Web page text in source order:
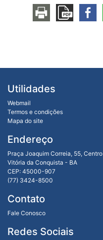
Utilidades
Webmail
Termos e condições
Mapa do site
Endereço
Praça Joaquim Correia, 55, Centro
Vitória da Conquista - BA
CEP: 45000-907
(77) 3424-8500
Contato
Fale Conosco
Redes Sociais